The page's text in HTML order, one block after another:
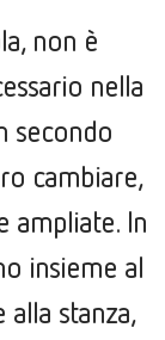
non è
nella
secondo
cambiare,
ampliate. In
insieme al
stanza,